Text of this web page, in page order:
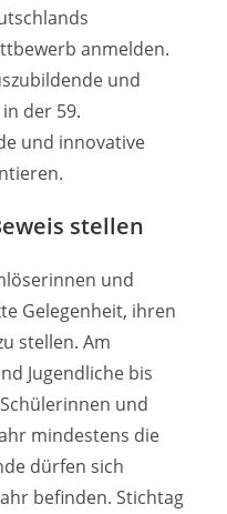
anmelden.
und
der 59.
und innovative
stellen
und
Gelegenheit, ihren
stellen. Am
Jugendliche bis
und
mindestens die
dürfen sich
befinden. Stichtag